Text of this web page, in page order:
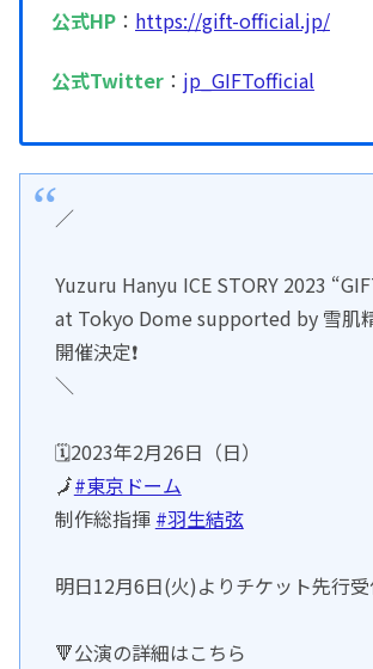
公式HP ： https://gift-official.jp/
公式Twitter ： jp_GIFTofficial
／
Yuzuru Hanyu ICE STORY 2023
at Tokyo Dome supported by 雪肌
開催決定❗️
＼
🗓2023年2月26日（日）
🗾#東京ドーム
制作総指揮 #羽生結弦
明日12月6日(火)よりチケット先行受
🔻公演の詳細はこちら